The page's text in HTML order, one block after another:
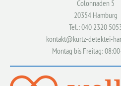
Colonnaden 5
20354 Hamburg
Tel.: 040 2320
kontakt@kurtz-detektei-
Montag bis Freitag: